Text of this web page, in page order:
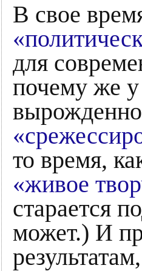
В свое
для
почему же у
то время,
«живое
старается
может.) И